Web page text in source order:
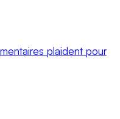
plaident pour